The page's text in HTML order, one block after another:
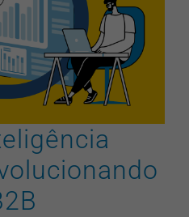
o
B2B
artificial pontonews vendas